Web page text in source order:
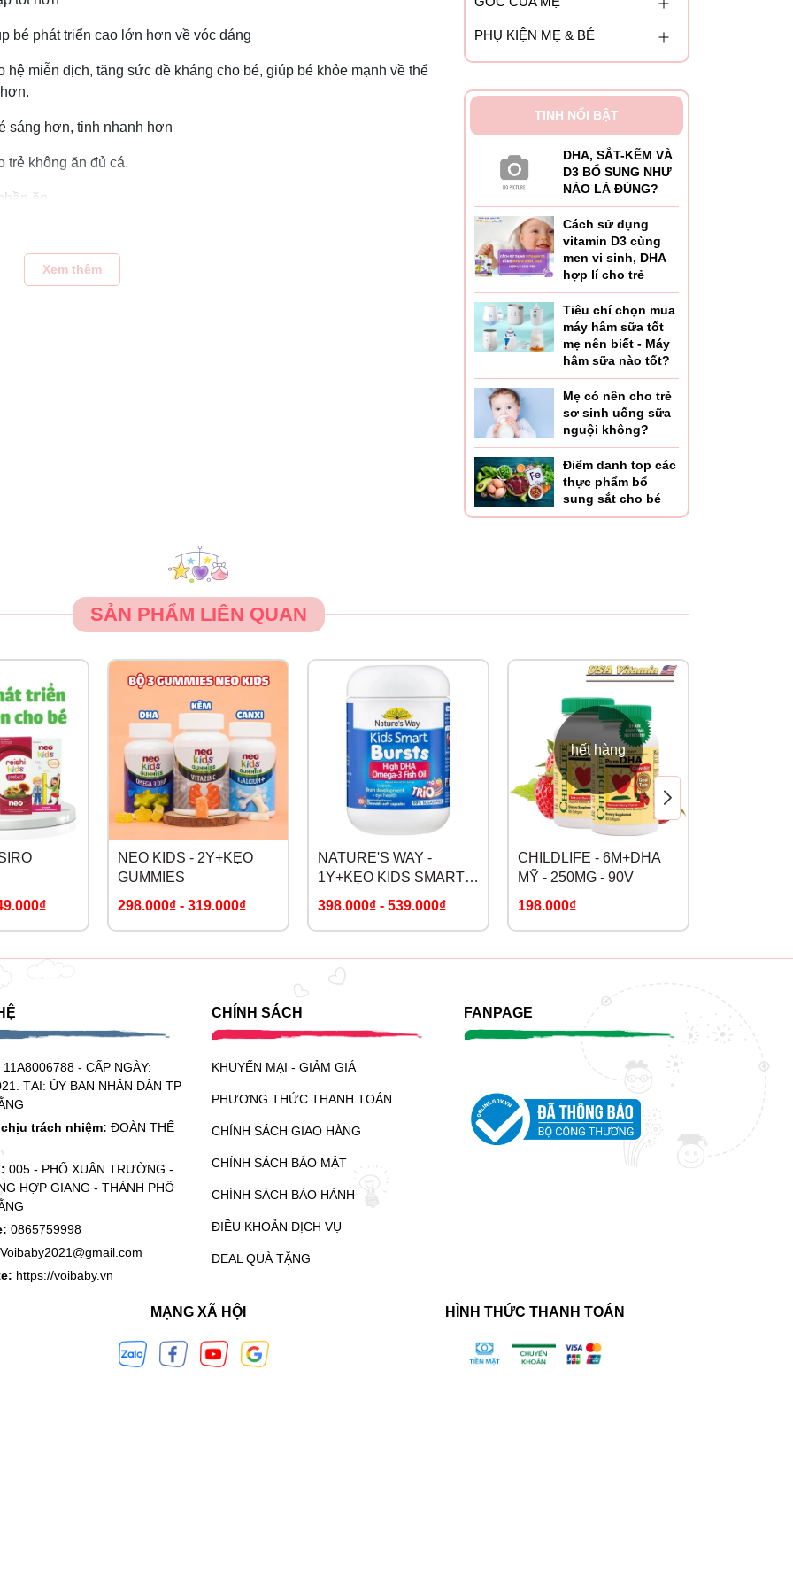
bé phát triển cao lớn hơn về vóc dáng
miễn dịch, tăng sức đề kháng cho bé, giúp bé khỏe mạnh về thể
sáng hơn, tinh nhanh hơn
trẻ không ăn đủ cá.
ăn,
phát triển xã hội,
với thực phẩm, sữa, hoặc các loại nước trái cây cho bé sử dụng
đặc biệt nếu ống nhỏ giọt tiếp xúc với miệng của trẻ.
mở.
Xem thêm
PHỤ KIỆN MẸ & BÉ
TINH NỔI BẬT
DHA, SẮT-KẼM VÀ
D3 BỔ SUNG NHƯ
NÀO LÀ ĐÚNG?
Cách sử dụng
vitamin D3 cùng
men vi sinh, DHA
hợp lí cho trẻ
Tiêu chí chọn mua
máy hâm sữa tốt
mẹ nên biết - Máy
hâm sữa nào tốt?
Mẹ có nên cho trẻ
sơ sinh uống sữa
nguội không?
Điểm danh top các
thực phẩm bổ
sung sắt cho bé
SẢN PHẨM LIÊN QUAN
NEO KIDS - 2Y+KẸO
GUMMIES
298.000₫ - 319.000₫
NATURE'S WAY -
1Y+KẸO KIDS SMART
BURSTS HIGH
OIL TRIO
398.000₫ - 539.000₫
hết hàng
CHILDLIFE - 6M+DHA
MỸ - 250MG - 90V
198.000₫
11A8006788 - CẤP NGÀY:
TẠI: ỦY BAN NHÂN DÂN TP
trách nhiệm: ĐOÀN THẾ
005 - PHỐ XUÂN TRƯỜNG -
HỢP GIANG - THÀNH PHỐ
0865759998
Voibaby2021@gmail.com
https://voibaby.vn
CHÍNH SÁCH
KHUYẾN MẠI - GIẢM GIÁ
PHƯƠNG THỨC THANH TOÁN
CHÍNH SÁCH GIAO HÀNG
CHÍNH SÁCH BẢO MẬT
CHÍNH SÁCH BẢO HÀNH
ĐIỀU KHOẢN DỊCH VỤ
DEAL QUÀ TẶNG
FANPAGE
MẠNG XÃ HỘI HÌNH THỨC THANH TOÁN